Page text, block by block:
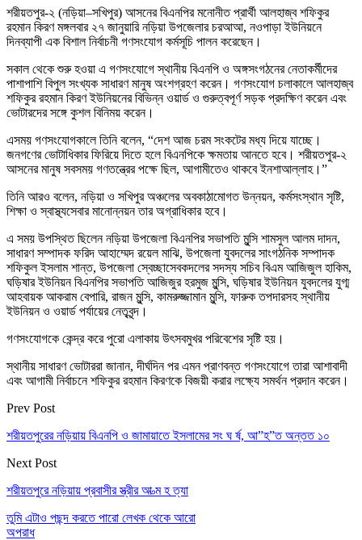
শরীয়তপুর-২ (নড়িয়া–সখিপুর) আসনের বিএনপির মনোনীত প্রার্থী আলহাজ্ব শফিকুর
রহমান কিরণ মঙ্গলবার ২৭ জানুয়ারি নড়িয়া উপজেলার চরআআ, নওপাড়া ইউনিয়নে
দিনব্যাপী এক বিশাল নির্বাচনী গণসংযোগ কর্মসূচি পালন করেছেন।
সকাল থেকে শুরু হওয়া এ গণসংযোগে স্থানীয় বিএনপি ও অঙ্গসংগঠনের নেতাকর্মীদের
পাশাপাশি বিপুল সংখ্যক সাধারণ মানুষ অংশগ্রহণ করেন। গণসংযোগ চলাকালে আলহাজ্ব
শফিকুর রহমান কিরণ ইউনিয়নের বিভিন্ন ওয়ার্ড ও গুরুত্বপূর্ণ সড়ক প্রদক্ষিণ করেন এবং
ভোটারদের সঙ্গে কুশল বিনিময় করেন।
এসময় গণসংযোগকালে তিনি বলেন, “দেশ আজ চরম সংকটের মধ্য দিয়ে যাচ্ছে।
জনগণের ভোটাধিকার ফিরিয়ে দিতে হলে বিএনপিকে ক্ষমতায় আনতে হবে। শরীয়তপুর-২
আসনের মানুষ সবসময় গণতন্ত্রের পক্ষে ছিল, আগামীতেও থাকবে ইনশাআল্লাহ।”
তিনি আরও বলেন, নড়িয়া ও সখিপুর অঞ্চলের অবকাঠামোগত উন্নয়ন, কর্মসংস্থান সৃষ্টি,
শিক্ষা ও স্বাস্থ্যসেবার মানোন্নয়ন তার অগ্রাধিকার হবে।
এ সময় উপস্থিত ছিলেন নড়িয়া উপজেলা বিএনপির সভাপতি মুন্সি শামসুল আলম দাদন,
সাধারণ সম্পাদক ফরিদ আহাম্মেদ রয়েল মাঝি, উপজেলা যুবদলের সাংগঠনিক সম্পাদক
শফিকুল ইসলাম শান্ত, উপজেলা স্বেচ্ছাসেবকদলের সদস্য সচিব বিএম আজিজুল হাকিম,
ঘড়িষার ইউনিয়ন বিএনপির সভাপতি আজিজুর হরমুজ মুন্সি, ঘড়িষার ইউনিয়ন যুবদলের যুগ্ম
আহবায়ক আকরাম বেপারি, রাজন মুন্সি, কামরুজ্জামান মুন্সি, ফারুক তপদারসহ স্থানীয়
ইউনিয়ন ও ওয়ার্ড পর্যায়ের নেতৃবৃন্দ।
গণসংযোগকে কেন্দ্র করে পুরো এলাকায় উৎসবমুখর পরিবেশের সৃষ্টি হয়।
স্থানীয় সাধারণ ভোটাররা জানান, দীর্ঘদিন পর এমন প্রাণবন্ত গণসংযোগে তারা আশাবাদী
এবং আগামী নির্বাচনে শফিকুর রহমান কিরণকে বিজয়ী করার লক্ষ্যে সমর্থন প্রদান করেন।
Prev Post
শরীয়তপুরের নড়িয়ায় বিএনপি ও জামায়াতে ইসলামের সং ঘ র্ষ, আ”হ”ত অন্তত ১০
Next Post
শরীয়তপুরে নড়িয়ায় প্রবাসীর স্ত্রীর আ ত্ম হ ত্যা
তুমি এটাও পছন্দ করতে পারো লেখক থেকে আরো
অপরাধ